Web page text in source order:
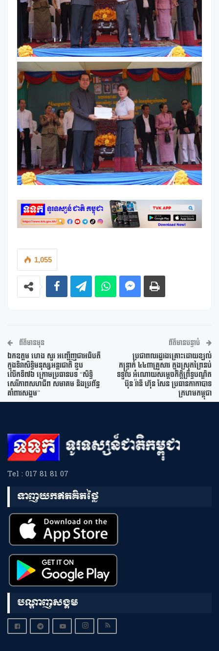
1,055
ព័ត៌មានមុន
ឯកឧត្តម ហេង សួរ អញ្ជើញជាអធិបតី
ក្នុងទិវាសិទ្ធិមនុស្សអន្តរជាតិ ខួប
លើកទី៧៦ ក្រោមប្រធានបទ “សិទ្ធិ
សេរីភាពសហជីព សមាគម និងប្រព័ន្ធ
គាំពារសង្គម”
ព័ត៌មានបន្ទាប់
ប្រជាពលរដ្ឋរងគ្រោះដោយខ្យល់
កន្ទ្រាក់ ៤៤៣គ្រួសារ ក្នុងស្រុកព្រៃនប់
ទទួល អំណោយសម្តេចកិត្តិព្រឹទ្ធបណ្ឌិត
ប៊ុន រ៉ានី ហ៊ុន សែន ប្រធានកាកាបាទ
ក្រហមកម្ពុជា
Tel : 017 81 81 07
ទាញយកឥតគិតថ្លៃ
បណ្តាញសង្គម